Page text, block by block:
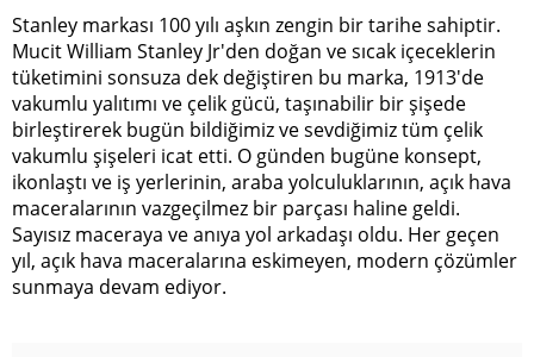
Stanley markası 100 yılı aşkın zengin bir tarihe sahiptir.
Mucit William Stanley Jr'den doğan ve sıcak içeceklerin
tüketimini sonsuza dek değiştiren bu marka, 1913'de
vakumlu yalıtımı ve çelik gücü, taşınabilir bir şişede
birleştirerek bugün bildiğimiz ve sevdiğimiz tüm çelik
vakumlu şişeleri icat etti. O günden bugüne konsept,
ikonlaştı ve iş yerlerinin, araba yolculuklarının, açık hava
maceralarının vazgeçilmez bir parçası haline geldi.
Sayısız maceraya ve anıya yol arkadaşı oldu. Her geçen
yıl, açık hava maceralarına eskimeyen, modern çözümler
sunmaya devam ediyor.